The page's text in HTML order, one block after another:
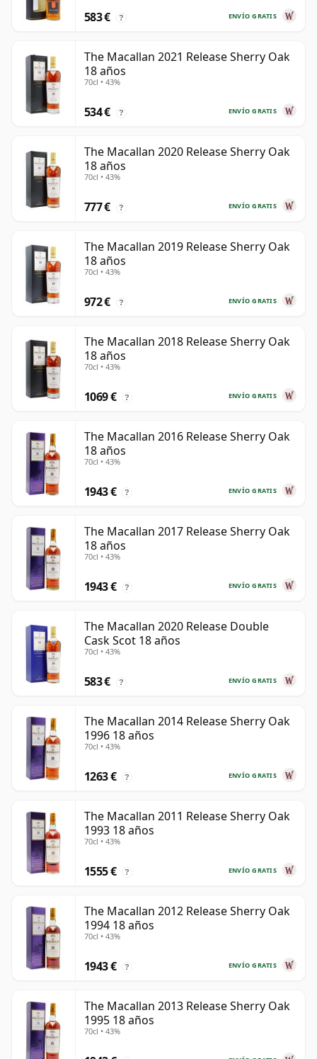
ENVÍO GRATIS
583 € ?
The Macallan 2021 Release Sherry Oak
18 años
70cl • 43%
ENVÍO GRATIS
534 € ?
The Macallan 2020 Release Sherry Oak
18 años
70cl • 43%
ENVÍO GRATIS
777 € ?
The Macallan 2019 Release Sherry Oak
18 años
70cl • 43%
ENVÍO GRATIS
972 € ?
The Macallan 2018 Release Sherry Oak
18 años
70cl • 43%
ENVÍO GRATIS
1069 € ?
The Macallan 2016 Release Sherry Oak
18 años
70cl • 43%
ENVÍO GRATIS
1943 € ?
The Macallan 2017 Release Sherry Oak
18 años
70cl • 43%
ENVÍO GRATIS
1943 € ?
The Macallan 2020 Release Double
Cask Scot 18 años
70cl • 43%
ENVÍO GRATIS
583 € ?
The Macallan 2014 Release Sherry Oak
1996 18 años
70cl • 43%
ENVÍO GRATIS
1263 € ?
The Macallan 2011 Release Sherry Oak
1993 18 años
70cl • 43%
ENVÍO GRATIS
1555 € ?
The Macallan 2012 Release Sherry Oak
1994 18 años
70cl • 43%
ENVÍO GRATIS
1943 € ?
The Macallan 2013 Release Sherry Oak
1995 18 años
70cl • 43%